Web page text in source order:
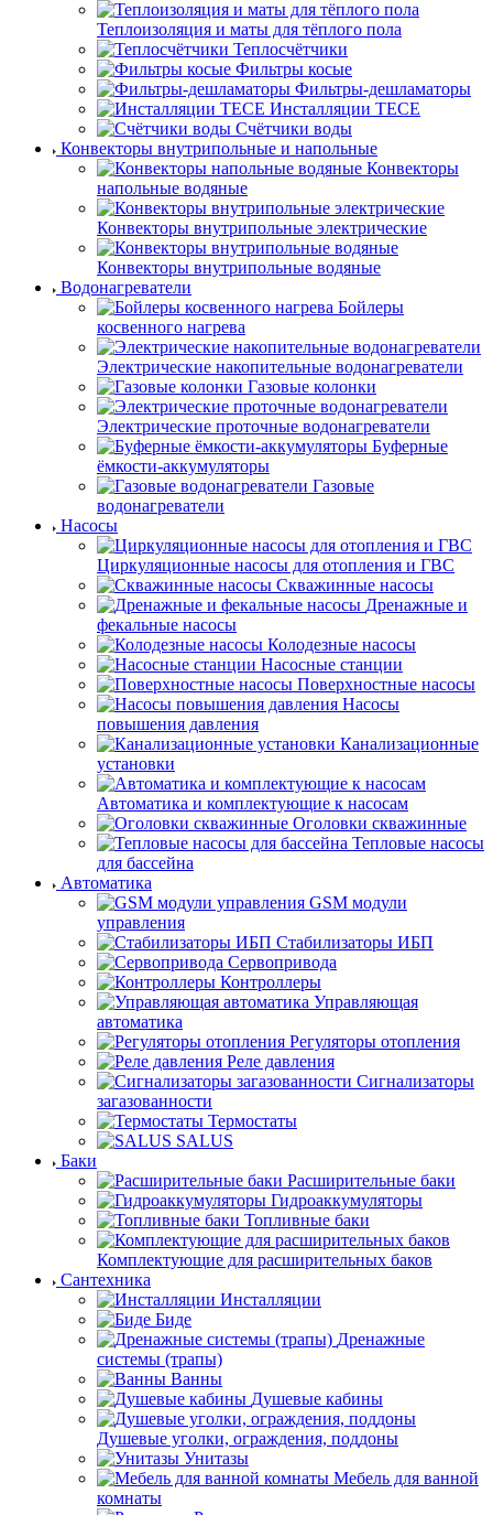
Теплоизоляция и маты для тёплого пола
Теплосчётчики
Фильтры косые
Фильтры-дешламаторы
Инсталляции TECE
Счётчики воды
Конвекторы внутрипольные и напольные
Конвекторы
напольные водяные
Конвекторы внутрипольные электрические
Конвекторы внутрипольные водяные
Водонагреватели
Бойлеры
косвенного нагрева
Электрические накопительные водонагреватели
Газовые колонки
Электрические проточные водонагреватели
Буферные
ёмкости-аккумуляторы
Газовые
водонагреватели
Насосы
Циркуляционные насосы для отопления и ГВС
Скважинные насосы
Дренажные и
фекальные насосы
Колодезные насосы
Насосные станции
Поверхностные насосы
Насосы
повышения давления
Канализационные
установки
Автоматика и комплектующие к насосам
Оголовки скважинные
Тепловые насосы
для бассейна
Автоматика
GSM модули
управления
Стабилизаторы ИБП
Сервопривода
Контроллеры
Управляющая
автоматика
Регуляторы отопления
Реле давления
Сигнализаторы
загазованности
Термостаты
SALUS
Баки
Расширительные баки
Гидроаккумуляторы
Топливные баки
Комплектующие для расширительных баков
Сантехника
Инсталляции
Биде
Дренажные
системы (трапы)
Ванны
Душевые кабины
Душевые уголки, ограждения, поддоны
Унитазы
Мебель для ванной
комнаты